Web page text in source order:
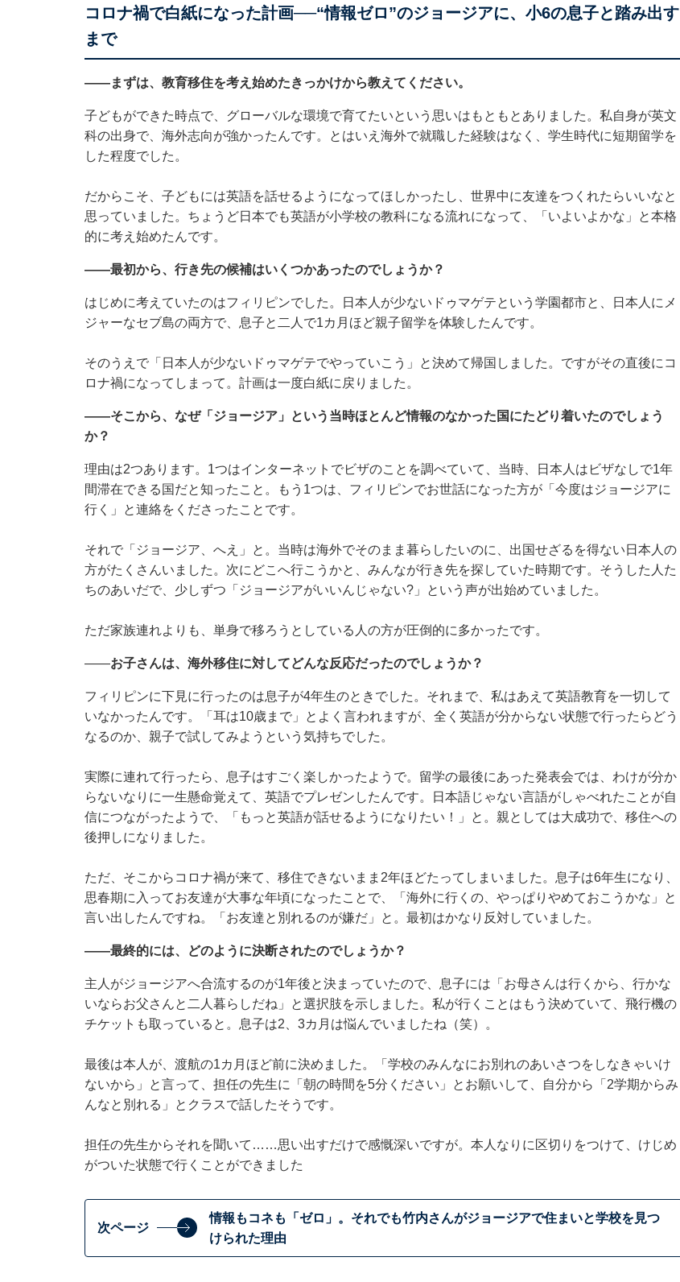
コロナ禍で白紙になった計画──“情報ゼロ”のジョージアに、小6の息子と踏み出す
まで
——まずは、教育移住を考え始めたきっかけから教えてください。
子どもができた時点で、グローバルな環境で育てたいという思いはもともとありました。私自身が英文
科の出身で、海外志向が強かったんです。とはいえ海外で就職した経験はなく、学生時代に短期留学を
した程度でした。
だからこそ、子どもには英語を話せるようになってほしかったし、世界中に友達をつくれたらいいなと
思っていました。ちょうど日本でも英語が小学校の教科になる流れになって、「いよいよかな」と本格
的に考え始めたんです。
——最初から、行き先の候補はいくつかあったのでしょうか？
はじめに考えていたのはフィリピンでした。日本人が少ないドゥマゲテという学園都市と、日本人にメ
ジャーなセブ島の両方で、息子と二人で1カ月ほど親子留学を体験したんです。
そのうえで「日本人が少ないドゥマゲテでやっていこう」と決めて帰国しました。ですがその直後にコ
ロナ禍になってしまって。計画は一度白紙に戻りました。
——そこから、なぜ「ジョージア」という当時ほとんど情報のなかった国にたどり着いたのでしょう
か？
理由は2つあります。1つはインターネットでビザのことを調べていて、当時、日本人はビザなしで1年
間滞在できる国だと知ったこと。もう1つは、フィリピンでお世話になった方が「今度はジョージアに
行く」と連絡をくださったことです。
それで「ジョージア、へえ」と。当時は海外でそのまま暮らしたいのに、出国せざるを得ない日本人の
方がたくさんいました。次にどこへ行こうかと、みんなが行き先を探していた時期です。そうした人た
ちのあいだで、少しずつ「ジョージアがいいんじゃない?」という声が出始めていました。
ただ家族連れよりも、単身で移ろうとしている人の方が圧倒的に多かったです。
——お子さんは、海外移住に対してどんな反応だったのでしょうか？
フィリピンに下見に行ったのは息子が4年生のときでした。それまで、私はあえて英語教育を一切して
いなかったんです。「耳は10歳まで」とよく言われますが、全く英語が分からない状態で行ったらどう
なるのか、親子で試してみようという気持ちでした。
実際に連れて行ったら、息子はすごく楽しかったようで。留学の最後にあった発表会では、わけが分か
らないなりに一生懸命覚えて、英語でプレゼンしたんです。日本語じゃない言語がしゃべれたことが自
信につながったようで、「もっと英語が話せるようになりたい！」と。親としては大成功で、移住への
後押しになりました。
ただ、そこからコロナ禍が来て、移住できないまま2年ほどたってしまいました。息子は6年生になり、
思春期に入ってお友達が大事な年頃になったことで、「海外に行くの、やっぱりやめておこうかな」と
言い出したんですね。「お友達と別れるのが嫌だ」と。最初はかなり反対していました。
——最終的には、どのように決断されたのでしょうか？
主人がジョージアへ合流するのが1年後と決まっていたので、息子には「お母さんは行くから、行かな
いならお父さんと二人暮らしだね」と選択肢を示しました。私が行くことはもう決めていて、飛行機の
チケットも取っていると。息子は2、3カ月は悩んでいましたね（笑）。
最後は本人が、渡航の1カ月ほど前に決めました。「学校のみんなにお別れのあいさつをしなきゃいけ
ないから」と言って、担任の先生に「朝の時間を5分ください」とお願いして、自分から「2学期からみ
んなと別れる」とクラスで話したそうです。
担任の先生からそれを聞いて……思い出すだけで感慨深いですが。本人なりに区切りをつけて、けじめ
がついた状態で行くことができました
次ページ
情報もコネも「ゼロ」。それでも竹内さんがジョージアで住まいと学校を見つ
けられた理由